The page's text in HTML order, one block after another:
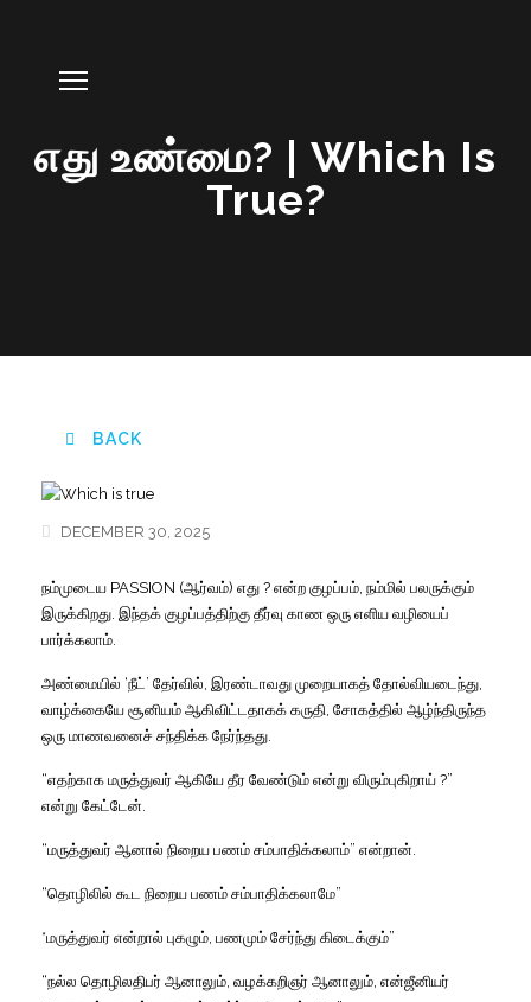
எது உண்மை? | Which Is
True?
BACK
DECEMBER 30, 2025
நம்முடைய PASSION (ஆர்வம்) எது ? என்ற குழப்பம், நம்மில் பலருக்கும்
இருக்கிறது. இந்தக் குழப்பத்திற்கு தீர்வு காண ஒரு எளிய வழியைப்
பார்க்கலாம்.
அண்மையில் ‘நீட்’ தேர்வில், இரண்டாவது முறையாகத் தோல்வியடைந்து,
வாழ்க்கையே சூனியம் ஆகிவிட்டதாகக் கருதி, சோகத்தில் ஆழ்ந்திருந்த
ஒரு மாணவனைச் சந்திக்க நேர்ந்தது.
“எதற்காக மருத்துவர் ஆகியே தீர வேண்டும் என்று விரும்புகிறாய் ?”
என்று கேட்டேன்.
“மருத்துவர் ஆனால் நிறைய பணம் சம்பாதிக்கலாம்” என்றான்.
“தொழிலில் கூட நிறைய பணம் சம்பாதிக்கலாமே”
*மருத்துவர் என்றால் புகழும், பணமும் சேர்ந்து கிடைக்கும்”
“நல்ல தொழிலதிபர் ஆனாலும், வழக்கறிஞர் ஆனாலும், என்ஜீனியர்